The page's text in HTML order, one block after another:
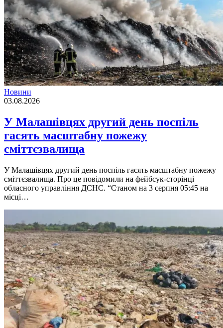
Новини
03.08.2026
У Малашівцях другий день поспіль
гасять масштабну пожежу
сміттєзвалища
У Малашівцях другий день поспіль гасять масштабну пожежу
сміттєзвалища. Про це повідомили на фейбсук-сторінці
обласного управління ДСНС. “Станом на 3 серпня 05:45 на
місці…